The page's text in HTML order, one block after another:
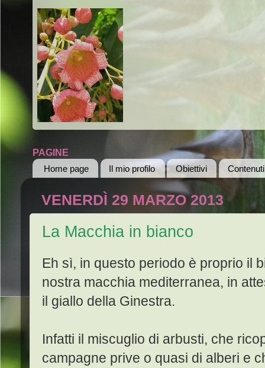
PAGINE
Home page
Il mio profilo Obiettivi Contenuti
VENERDÌ 29 MARZO 2013
La Macchia in bianco
Eh sì, in questo periodo è proprio il
nostra macchia mediterranea, in
il giallo della Ginestra.
Infatti il miscuglio di arbusti, che
campagne prive o quasi di alberi e